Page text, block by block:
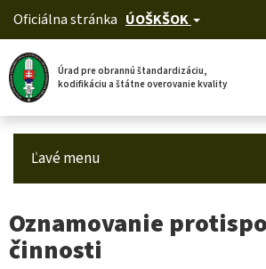
Skip
content
Oficiálna stránka ÚOŠKŠOK
Úrad pre obrannú štandardizáciu,
kodifikáciu a štátne overovanie kvality
Ľavé menu
Oznamovanie
činnosti